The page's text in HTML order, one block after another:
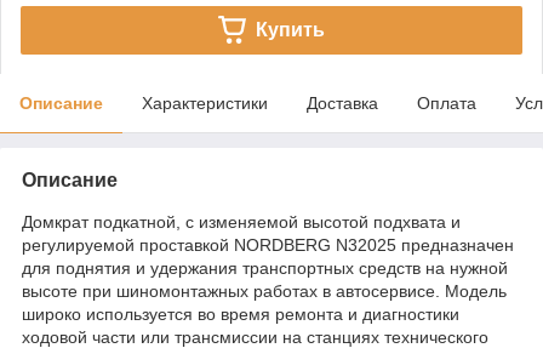
Купить
Описание Характеристики Доставка Оплата
Описание
Домкрат подкатной, с изменяемой высотой подхвата и
регулируемой проставкой NORDBERG N32025 предназначен
для поднятия и удержания транспортных средств на нужной
высоте при шиномонтажных работах в автосервисе. Модель
широко используется во время ремонта и диагностики
ходовой части или трансмиссии на станциях технического